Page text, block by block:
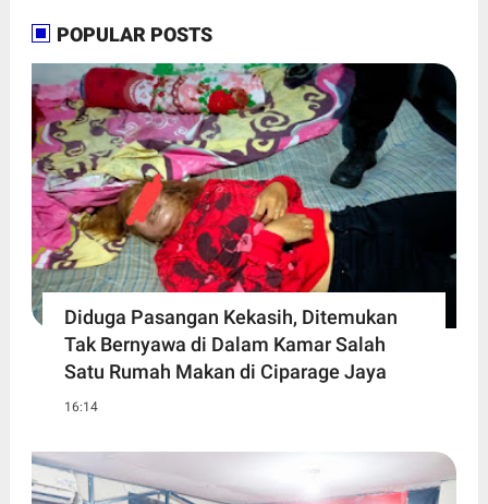
POPULAR POSTS
Diduga Pasangan Kekasih, Ditemukan
Tak Bernyawa di Dalam Kamar Salah
Satu Rumah Makan di Ciparage Jaya
16:14